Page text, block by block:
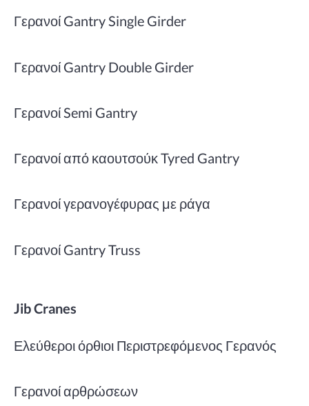
Γερανοί Gantry Single Girder
Γερανοί Gantry Double Girder
Γερανοί Semi Gantry
Γερανοί από καουτσούκ Tyred Gantry
Γερανοί γερανογέφυρας με ράγα
Γερανοί Gantry Truss
Jib Cranes
Ελεύθεροι όρθιοι Περιστρεφόμενος Γερανός
Γερανοί αρθρώσεων